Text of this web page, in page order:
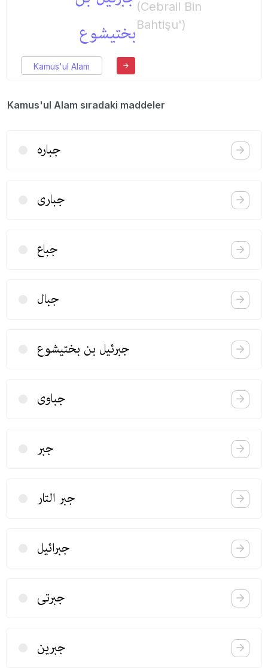
بختیشوع
(Cebrail Bin
Bahtişu')
Kamus'ul Alam
Kamus'ul Alam sıradaki maddeler
جباره
جباری
جباع
جبال
جبرئیل بن بختیشوع
جباوی
جبر
جبر التار
جبرائیل
جبرتی
جبرین